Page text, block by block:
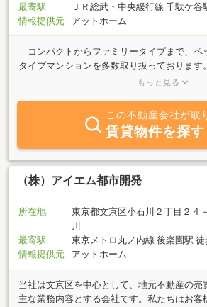
最寄駅
ＪＲ総武・中央緩行線 千駄ケ谷
情報提供元
アットホーム
コンパクトからファミリータイプまで、ペ
タイプマンションを多数取り扱っております
わせて弊社スタッフが親切丁寧にお部屋探し
め全面的にお引き受けしております。平均空
維持しております。 お部屋をお探しの方も
も、不動産のことならアイエフシー！ 是非一
さい。
もっと見る
この不動産会社が取
賃貸物件を探す
（株）アイエム都市開発
所在地
東京都文京区小石川２丁目２４
川
最寄駅
東京メトロ丸ノ内線 後楽園駅 徒
情報提供元
アットホーム
当社は文京区を中心として、地元不動産の売
主な業務内容とする会社です。私たちはお客